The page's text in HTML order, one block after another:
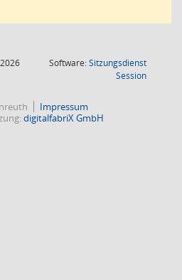
Software:Sitzungsdienst
Session(Wird in
Impressum
digitalfabriX GmbH